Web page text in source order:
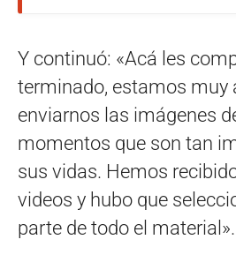
Y continuó: «Acá les
terminado, estamos muy
enviarnos las imágenes
momentos que son tan
sus vidas. Hemos
videos y hubo que
parte de todo el material».